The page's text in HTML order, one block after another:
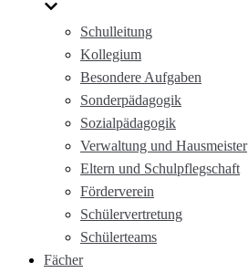
Schulleitung
Kollegium
Besondere Aufgaben
Sonderpädagogik
Sozialpädagogik
Verwaltung und Hausmeister
Eltern und Schulpflegschaft
Förderverein
Schülervertretung
Schülerteams
Fächer